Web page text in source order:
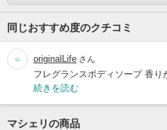
同じおすすめ度のクチコミ
originalLife さん
フレグランスボディソープ 香
続きを読む
マシェリの商品